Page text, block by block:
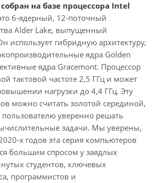
на базе процессора Intel
6-ядерный, 12-поточный
Alder Lake, выпущенный
использует гибридную архитектуру,
ядра Golden
ядра Gracemont. Процессор
тактовой частоте 2,5 ГГц и может
нагрузки до 4,4 ГГц. Эту
можно считать золотой серединой,
пользователю уверенно решать
задачи. Мы уверены,
х годов эта серия компьютеров
большим спросом у заядлых
студентов, ключевых
программистов и